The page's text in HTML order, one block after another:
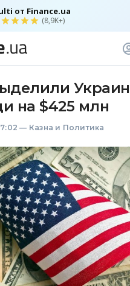
от Finance.ua
(8,9K+)
на $425 млн
— Казна и Политика